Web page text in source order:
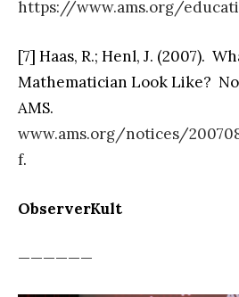
https://www.ams.org/
[7] Haas, R.; Henl, J. (2007).
Mathematician Look Like?
AMS.
www.ams.org/notices/
f.
ObserverKult
——————